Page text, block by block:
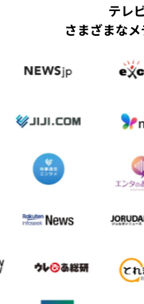
テレ
さまざまな